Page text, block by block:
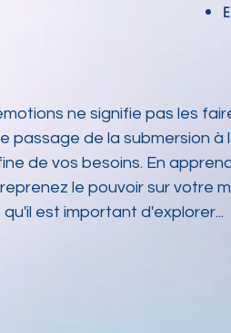
ne signifie pas les
passage de la submersion
de vos besoins. En
le pouvoir sur votre
est important d'explorer...